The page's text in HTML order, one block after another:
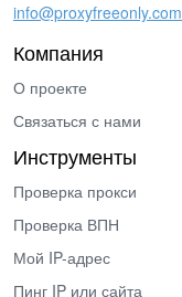
info@proxyfreeonly.com
Компания
О проекте
Связаться с нами
Инструменты
Проверка прокси
Проверка ВПН
Мой IP-адрес
Пинг IP или сайта